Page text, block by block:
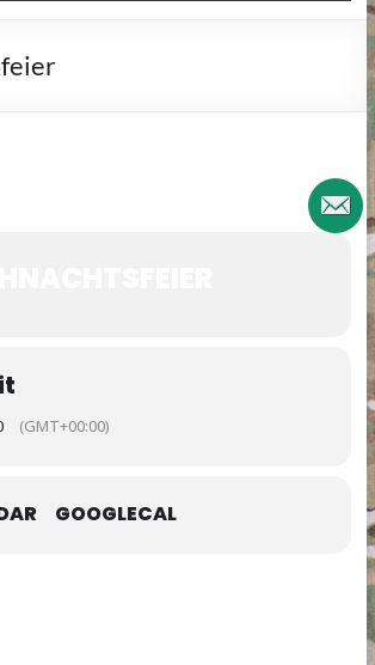
(GMT+00:00)
GOOGLECAL